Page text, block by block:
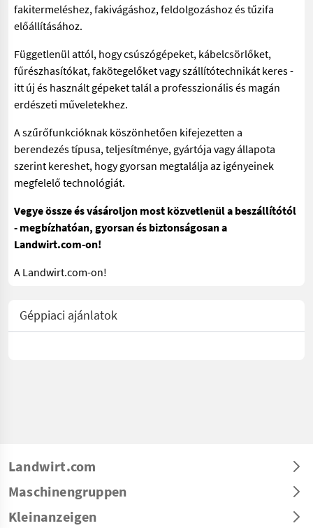
fakitermeléshez, fakivágáshoz, feldolgozáshoz és tűzifa
előállításához.
Függetlenül attól, hogy csúszógépeket, kábelcsörlőket,
fűrészhasítókat, fakötegelőket vagy szállítótechnikát keres -
itt új és használt gépeket talál a professzionális és magán
erdészeti műveletekhez.
A szűrőfunkcióknak köszönhetően kifejezetten a
berendezés típusa, teljesítménye, gyártója vagy állapota
szerint kereshet, hogy gyorsan megtalálja az igényeinek
megfelelő technológiát.
Vegye össze és vásároljon most közvetlenül a beszállítótól
- megbízhatóan, gyorsan és biztonságosan a
Landwirt.com-on!
A Landwirt.com-on!
Géppiaci ajánlatok
Landwirt.com
Maschinengruppen
Kleinanzeigen